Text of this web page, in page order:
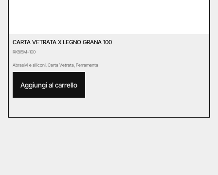
CARTA VETRATA X LEGNO GRANA 100
RKBI5M-100
Abrasivi e siliconi Carta Vetrata Ferramenta
Aggiungi al carrello